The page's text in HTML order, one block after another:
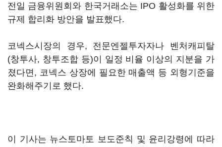
전일 금융위원회와 한국거래소는 IPO 활성화를 위한
규제 합리화 방안을 발표했다.
코넥스시장의 경우, 전문엔젤투자자나 벤처캐피탈
(창투사, 창투조합 등)이 일정 비율 이상의 지분을 가
졌다면, 코넥스 상장에 필요한 매출액 등 외형기준을
완화해주기로 했다.
이 기사는 뉴스토마토 보도준칙 및 윤리강령에 따라